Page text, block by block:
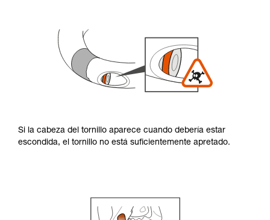
Si la cabeza del tornillo aparece cuando debería estar
escondida, el tornillo no está suficientemente apretado.